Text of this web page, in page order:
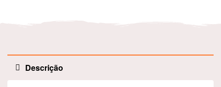
Descrição